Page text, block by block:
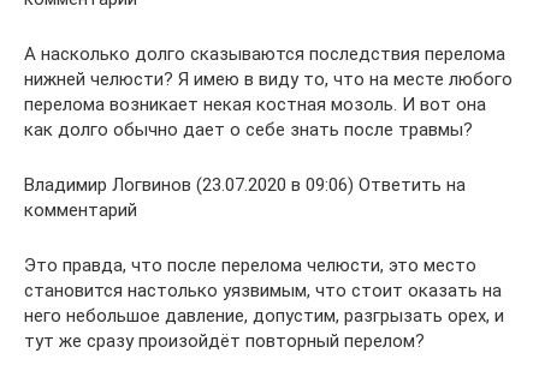
А насколько долго сказываются последствия перелома
нижней челюсти? Я имею в виду то, что на месте любого
перелома возникает некая костная мозоль. И вот она
как долго обычно дает о себе знать после травмы?
Владимир Логвинов (23.07.2020 в 09:06) Ответить на
комментарий
Это правда, что после перелома челюсти, это место
становится настолько уязвимым, что стоит оказать на
него небольшое давление, допустим, разгрызать орех, и
тут же сразу произойдёт повторный перелом?